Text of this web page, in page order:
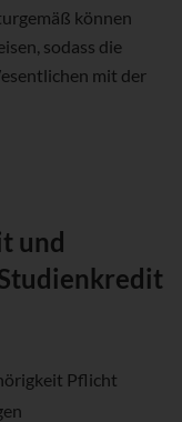
können
sodass die
mit der
und
Pflicht